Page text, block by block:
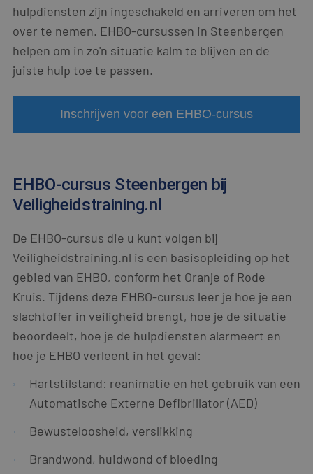
hulpdiensten zijn ingeschakeld en arriveren om het
over te nemen. EHBO-cursussen in Steenbergen
helpen om in zo'n situatie kalm te blijven en de
juiste hulp toe te passen.
Inschrijven voor een EHBO-cursus
EHBO-cursus Steenbergen bij
Veiligheidstraining.nl
De EHBO-cursus die u kunt volgen bij
Veiligheidstraining.nl is een basisopleiding op het
gebied van EHBO, conform het Oranje of Rode
Kruis. Tijdens deze EHBO-cursus leer je hoe je een
slachtoffer in veiligheid brengt, hoe je de situatie
beoordeelt, hoe je de hulpdiensten alarmeert en
hoe je EHBO verleent in het geval:
Hartstilstand: reanimatie en het gebruik van een
Automatische Externe Defibrillator (AED)
Bewusteloosheid, verslikking
Brandwond, huidwond of bloeding